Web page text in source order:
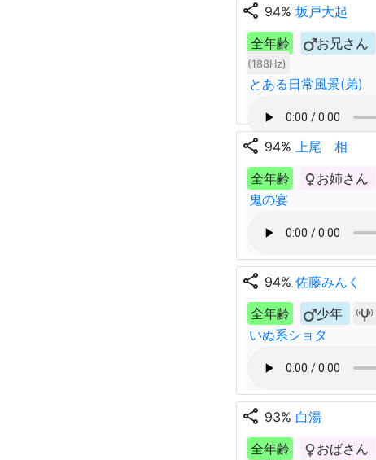
share 94% 坂戸大起
全年齢
お兄さん
(188Hz)
とある日常風景(弟)
share 94% 上尾 相
全年齢
お姉さん
鬼の宴
share 94% 佐藤みんく
全年齢
少年
いぬ系ショタ
share 93% 白湯
全年齢
おばさん